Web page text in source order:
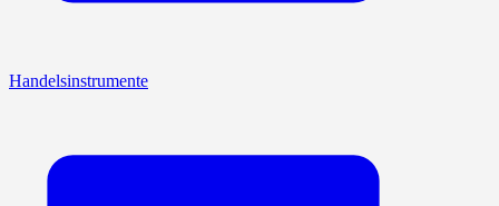
Handelsinstrumente